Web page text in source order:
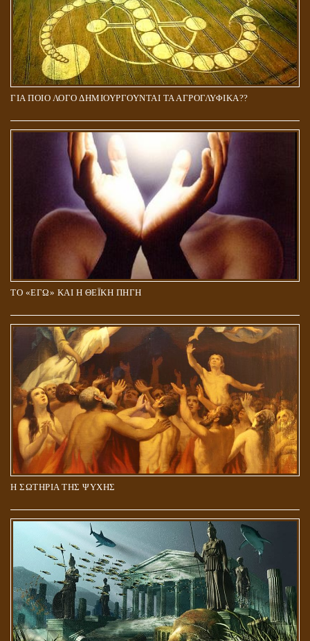
ΓΙΑ ΠΟΙΟ ΛΟΓΟ ΔΗΜΙΟΥΡΓΟΥΝΤΑΙ ΤΑ ΑΓΡΟΓΛΥΦΙΚΑ??
ΤΟ «ΕΓΩ» ΚΑΙ Η ΘΕΪΚΗ ΠΗΓΗ
Η ΣΩΤΗΡΙΑ ΤΗΣ ΨΥΧΗΣ